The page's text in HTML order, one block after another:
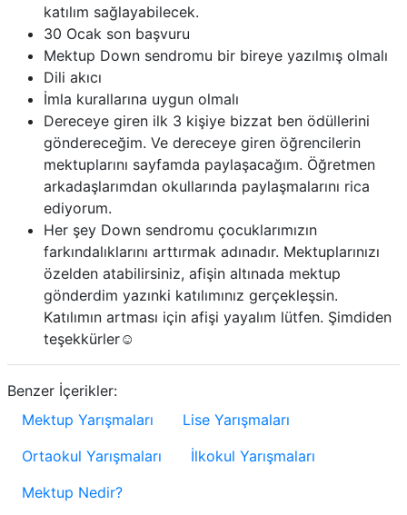
katılım sağlayabilecek.
30 Ocak son başvuru
Mektup Down sendromu bir bireye yazılmış olmalı
Dili akıcı
İmla kurallarına uygun olmalı
Dereceye giren ilk 3 kişiye bizzat ben ödüllerini
göndereceğim. Ve dereceye giren öğrencilerin
mektuplarını sayfamda paylaşacağım. Öğretmen
arkadaşlarımdan okullarında paylaşmalarını rica
ediyorum.
Her şey Down sendromu çocuklarımızın
farkındalıklarını arttırmak adınadır. Mektuplarınızı
özelden atabilirsiniz, afişin altınada mektup
gönderdim yazınki katılımınız gerçekleşsin.
Katılımın artması için afişi yayalım lütfen. Şimdiden
teşekkürler☺️
Benzer İçerikler:
Mektup Yarışmaları
Lise Yarışmaları
Ortaokul Yarışmaları
İlkokul Yarışmaları
Mektup Nedir?